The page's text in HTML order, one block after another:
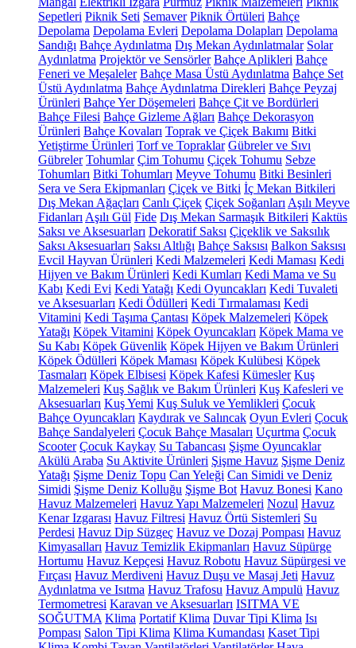
Sepetleri Piknik Seti Semaver Piknik Örtüleri Bahçe
Depolama Depolama Evleri Depolama Dolapları Depolama
Sandığı Bahçe Aydınlatma Dış Mekan Aydınlatmalar Solar
Aydınlatma Projektör ve Sensörler Bahçe Aplikleri Bahçe
Feneri ve Meşaleler Bahçe Masa Üstü Aydınlatma Bahçe Set
Üstü Aydınlatma Bahçe Aydınlatma Direkleri Bahçe Peyzaj
Ürünleri Bahçe Yer Döşemeleri Bahçe Çit ve Bordürleri
Bahçe Filesi Bahçe Gizleme Ağları Bahçe Dekorasyon
Ürünleri Bahçe Kovaları Toprak ve Çiçek Bakımı Bitki
Yetiştirme Ürünleri Torf ve Topraklar Gübreler ve Sıvı
Gübreler Tohumlar Çim Tohumu Çiçek Tohumu Sebze
Tohumları Bitki Tohumları Meyve Tohumu Bitki Besinleri
Sera ve Sera Ekipmanları Çiçek ve Bitki İç Mekan Bitkileri
Dış Mekan Ağaçları Canlı Çiçek Çiçek Soğanları Aşılı Meyve
Fidanları Aşılı Gül Fide Dış Mekan Sarmaşık Bitkileri Kaktüs
Saksı ve Aksesuarları Dekoratif Saksı Çiçeklik ve Saksılık
Saksı Aksesuarları Saksı Altlığı Bahçe Saksısı Balkon Saksısı
Evcil Hayvan Ürünleri Kedi Malzemeleri Kedi Maması Kedi
Hijyen ve Bakım Ürünleri Kedi Kumları Kedi Mama ve Su
Kabı Kedi Evi Kedi Yatağı Kedi Oyuncakları Kedi Tuvaleti
ve Aksesuarları Kedi Ödülleri Kedi Tırmalaması Kedi
Vitamini Kedi Taşıma Çantası Köpek Malzemeleri Köpek
Yatağı Köpek Vitamini Köpek Oyuncakları Köpek Mama ve
Su Kabı Köpek Güvenlik Köpek Hijyen ve Bakım Ürünleri
Köpek Ödülleri Köpek Maması Köpek Kulübesi Köpek
Tasmaları Köpek Elbisesi Köpek Kafesi Kümesler Kuş
Malzemeleri Kuş Sağlık ve Bakım Ürünleri Kuş Kafesleri ve
Aksesuarları Kuş Yemi Kuş Suluk ve Yemlikleri Çocuk
Bahçe Oyuncakları Kaydırak ve Salıncak Oyun Evleri Çocuk
Bahçe Sandalyeleri Çocuk Bahçe Masaları Uçurtma Çocuk
Scooter Çocuk Kaykay Su Tabancası Şişme Oyuncaklar
Akülü Araba Su Aktivite Ürünleri Şişme Havuz Şişme Deniz
Yatağı Şişme Deniz Topu Can Yeleği Can Simidi ve Deniz
Simidi Şişme Deniz Kolluğu Şişme Bot Havuz Bonesi Kano
Havuz Malzemeleri Havuz Yapı Malzemeleri Nozul Havuz
Kenar Izgarası Havuz Filtresi Havuz Örtü Sistemleri Su
Perdesi Havuz Dip Süzgeç Havuz ve Dozaj Pompası Havuz
Kimyasalları Havuz Temizlik Ekipmanları Havuz Süpürge
Hortumu Havuz Kepçesi Havuz Robotu Havuz Süpürgesi ve
Fırçası Havuz Merdiveni Havuz Duşu ve Masaj Jeti Havuz
Aydınlatma ve Isıtma Havuz Trafosu Havuz Ampulü Havuz
Termometresi Karavan ve Aksesuarları ISITMA VE
SOĞUTMA Klima Portatif Klima Duvar Tipi Klima Isı
Pompası Salon Tipi Klima Klima Kumandası Kaset Tipi